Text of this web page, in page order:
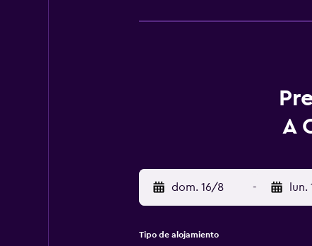
A
dom. 16/8 - lun.
Tipo de alojamiento